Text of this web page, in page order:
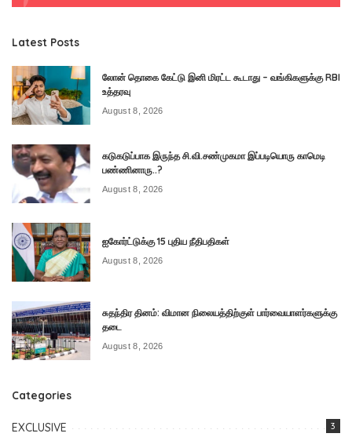
Latest Posts
லோன் தொகை கேட்டு இனி மிரட்ட கூடாது – வங்கிகளுக்கு RBI
உத்தரவு
August 8, 2026
கடுகடுப்பாக இருந்த சி.வி.சண்முகமா இப்படியொரு காமெடி
பண்ணினாரு..?
August 8, 2026
ஐகோர்ட்டுக்கு 15 புதிய நீதிபதிகள்
August 8, 2026
சுதந்திர தினம்: விமான நிலையத்திற்குள் பார்வையாளர்களுக்கு
தடை
August 8, 2026
Categories
EXCLUSIVE 3